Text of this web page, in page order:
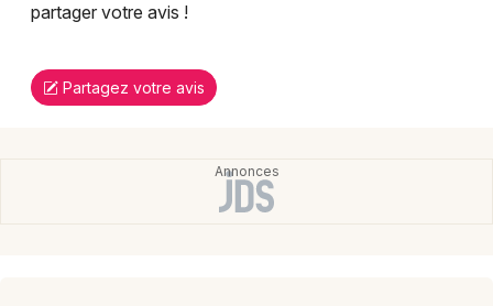
partager votre avis !
Partagez votre avis